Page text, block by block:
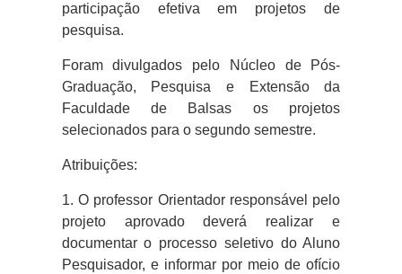
participação efetiva em projetos de
pesquisa.
Foram divulgados pelo Núcleo de Pós-
Graduação, Pesquisa e Extensão da
Faculdade de Balsas os projetos
selecionados para o segundo semestre.
Atribuições:
1.O professor Orientador responsável pelo
projeto aprovado deverá realizar e
documentar o processo seletivo do Aluno
Pesquisador, e informar por meio de ofício